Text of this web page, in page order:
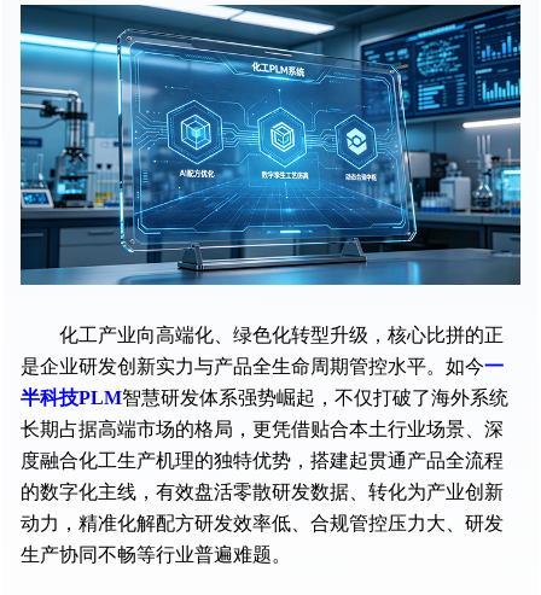
化工产业向高端化、绿色化转型升级，核心比拼的正
是企业研发创新实力与产品全生命周期管控水平。如今一
半科技PLM智慧研发体系强势崛起，不仅打破了海外系统
长期占据高端市场的格局，更凭借贴合本土行业场景、深
度融合化工生产机理的独特优势，搭建起贯通产品全流程
的数字化主线，有效盘活零散研发数据、转化为产业创新
动力，精准化解配方研发效率低、合规管控压力大、研发
生产协同不畅等行业普遍难题。